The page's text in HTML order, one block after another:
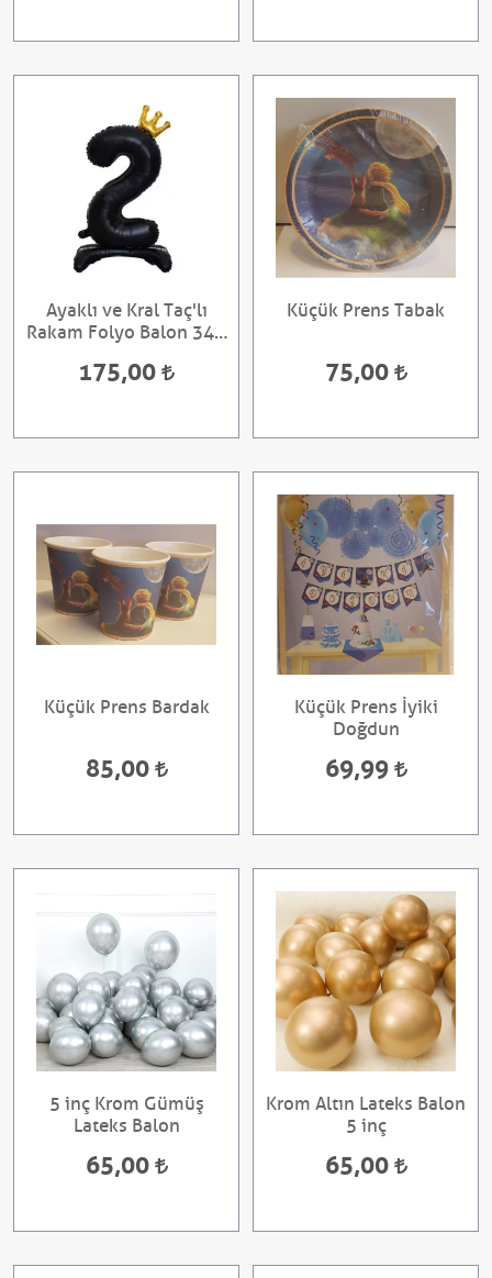
Ayaklı ve Kral Taç'lı
Rakam Folyo Balon 34 ''
175,00
Küçük Prens Tabak
75,00
Küçük Prens Bardak
85,00
Küçük Prens İyiki
Doğdun
69,99
5 inç Krom Gümüş
Lateks Balon
65,00
Krom Altın Lateks Balon
5 inç
65,00